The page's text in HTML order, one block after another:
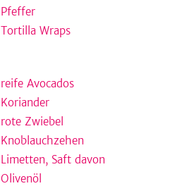
Pfeffer
Tortilla Wraps
reife Avocados
Koriander
rote Zwiebel
Knoblauchzehen
Limetten, Saft davon
Olivenöl